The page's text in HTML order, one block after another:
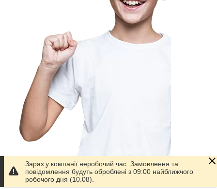
Приховати
Зараз у компанії неробочий час. Замовлення та
повідомлення будуть оброблені з 09:00 найближчого
робочого дня (10.08).